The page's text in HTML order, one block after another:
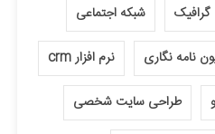
گرافیک شبکه اجتماعی
نامه نگاری نرم افزار crm
طراحی سایت شخصی